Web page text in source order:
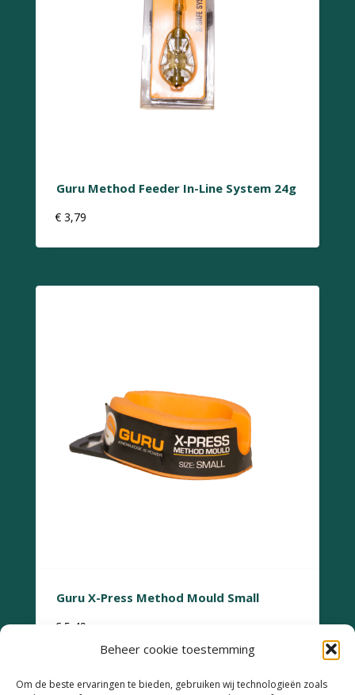
Beheer cookie toestemming
Om de beste ervaringen te bieden, gebruiken wij technologieën zoals
Guru Method Feeder In-Line System 24g
€ 3,79
Guru X-Press Method Mould Small
€ 5,49